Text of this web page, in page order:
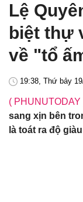
Lệ
biệt thự
về "tổ
19:38, Thứ bảy
( PHUNUTODAY
sang xịn bên
là toát ra độ